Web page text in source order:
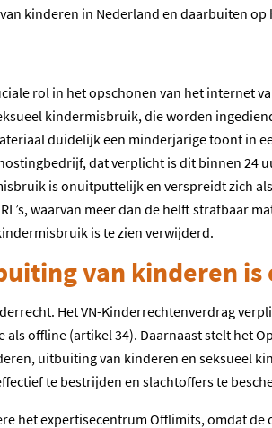
kinderen in Nederland en daarbuiten op
rol in het opschonen van het internet
kindermisbruik, die worden
duidelijk een minderjarige toont in
dat verplicht is dit binnen 24
is onuitputtelijk en verspreidt zich
waarvan meer dan de helft strafbaar
is te zien verwijderd.
van kinderen
Het VN-Kinderrechtenverdrag
offline (artikel 34). Daarnaast stelt het
uitbuiting van kinderen en seksueel
te bestrijden en slachtoffers te
het expertisecentrum Offlimits, omdat de